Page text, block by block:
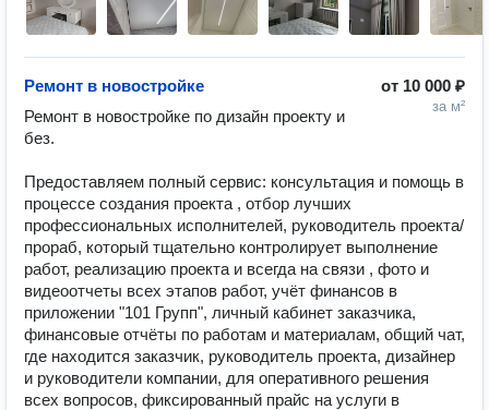
от 10 000 ₽
за м²
Ремонт в новостройке
Ремонт в новостройке по дизайн проекту и
без.
Предоставляем полный сервис: консультация и помощь в
процессе создания проекта , отбор лучших
профессиональных исполнителей, руководитель проекта/
прораб, который тщательно контролирует выполнение
работ, реализацию проекта и всегда на связи , фото и
видеоотчеты всех этапов работ, учёт финансов в
приложении "101 Групп", личный кабинет заказчика,
финансовые отчёты по работам и материалам, общий чат,
где находится заказчик, руководитель проекта, дизайнер
и руководители компании, для оперативного решения
всех вопросов, фиксированный прайс на услуги в